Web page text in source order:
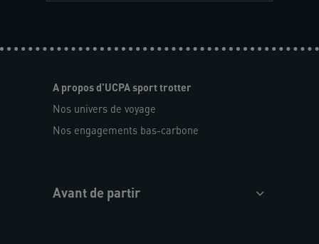
A propos d'UCPA sport trotter
Nos univers de voyage
Nos engagements bas-carbone
Avant de partir